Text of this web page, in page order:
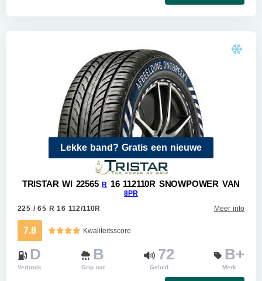
Lekke band? Gratis een nieuwe
TRISTAR WI 22565R 16 112110R SNOWPOWER VAN
8PR
225 / 65 R 16 112/110R
Meer info
7.8 Kwaliteitsscore
D
Verbruik
B
Grip nat
72
Geluid
B+
Merk